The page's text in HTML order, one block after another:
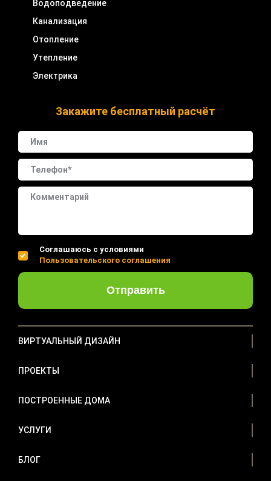
Водоподведение
Канализация
Отопление
Утепление
Электрика
Закажите бесплатный расчёт
Соглашаюсь с условиями
Пользовательского соглашения
Отправить
ВИРТУАЛЬНЫЙ ДИЗАЙН
ПРОЕКТЫ
ПОСТРОЕННЫЕ ДОМА
УСЛУГИ
БЛОГ